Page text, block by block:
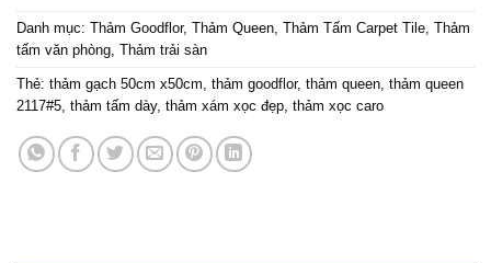
Danh mục: Thảm Goodflor, Thảm Queen Thảm Tấm Carpet Tile Thảm
tấm văn phòng Thảm trải sàn
Thẻ: thảm gạch 50cm x50cm thảm goodflor, thảm queen thảm queen
2117#5 thảm tấm dày, thảm xám xọc đẹp thảm xọc caro